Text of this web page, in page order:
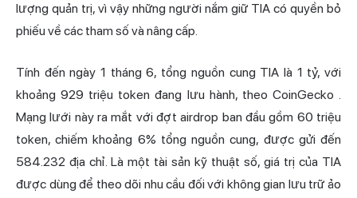
lượng quản trị, vì vậy những người nắm giữ TIA có quyền bỏ
phiếu về các tham số và nâng cấp.
Tính đến ngày 1 tháng 6, tổng nguồn cung TIA là 1 tỷ, với
khoảng 929 triệu token đang lưu hành, theo CoinGecko .
Mạng lưới này ra mắt với đợt airdrop ban đầu gồm 60 triệu
token, chiếm khoảng 6% tổng nguồn cung, được gửi đến
584.232 địa chỉ. Là một tài sản kỹ thuật số, giá trị của TIA
được dùng để theo dõi nhu cầu đối với không gian lưu trữ ảo